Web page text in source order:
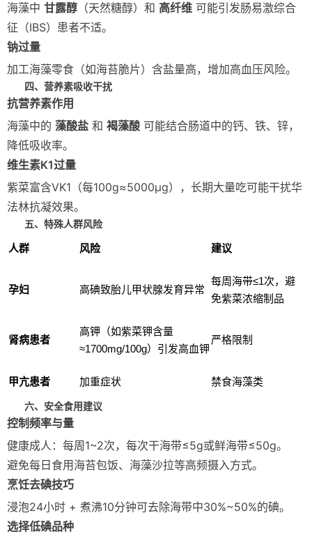
海藻中 甘露醇 （天然糖醇）和 高纤维 可能引发肠易激综合
征（IBS）患者不适。
钠过量
加工海藻零食（如海苔脆片）含盐量高，增加高血压风险。
四、营养素吸收干扰
抗营养素作用
海藻中的 藻酸盐 和 褐藻酸 可能结合肠道中的钙、铁、锌，
降低吸收率。
维生素K1过量
紫菜富含VK1（每100g≈5000μg），长期大量吃可能干扰华
法林抗凝效果。
五、特殊人群风险
人群 风险 建议
孕妇 高碘致胎儿甲状腺发育异常
每周海带≤1次，避
免紫菜浓缩制品
肾病患者
高钾（如紫菜钾含量
≈1700mg/100g）引发高血钾
严格限制
甲亢患者 加重症状 禁食海藻类
六、安全食用建议
控制频率与量
健康成人：每周1~2次，每次干海带≤5g或鲜海带≤50g。
避免每日食用海苔包饭、海藻沙拉等高频摄入方式。
烹饪去碘技巧
浸泡24小时 + 煮沸10分钟可去除海带中30%~50%的碘。
选择低碘品种